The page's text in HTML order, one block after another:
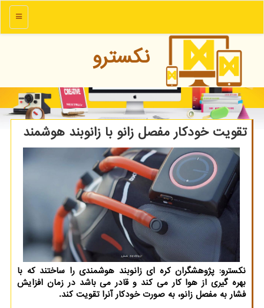
منو
نكسترو
تقویت خودكار مفصل زانو با زانوبند هوشمند
نکسترو: پژوهشگران کره ای زانوبند هوشمندی را ساختند که با
بهره گیری از هوا کار می کند و قادر می باشد در زمان افزایش
فشار به مفصل زانو، به صورت خودکار آنرا تقویت کند.